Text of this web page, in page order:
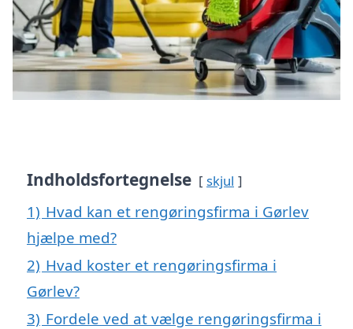
Indholdsfortegnelse skjul
1) Hvad kan et rengøringsfirma i Gørlev
hjælpe med?
2) Hvad koster et rengøringsfirma i
Gørlev?
3) Fordele ved at vælge rengøringsfirma i